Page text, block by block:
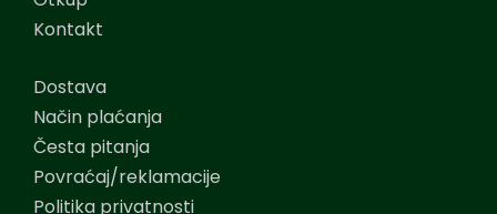
Kontakt
Dostava
Način plaćanja
Česta pitanja
Povraćaj/reklamacije
Politika privatnosti